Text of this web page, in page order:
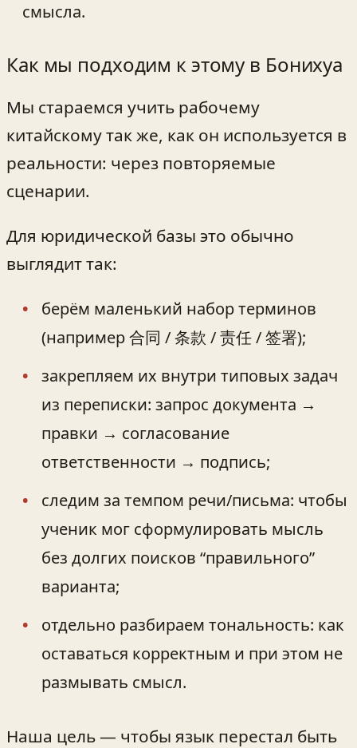
смысла.
Как мы подходим к этому в Бонихуа
Мы стараемся учить рабочему
китайскому так же, как он используется в
реальности: через повторяемые
сценарии.
Для юридической базы это обычно
выглядит так:
берём маленький набор терминов
(например 合同 / 条款 / 责任 / 签署);
закрепляем их внутри типовых задач
из переписки: запрос документа →
правки → согласование
ответственности → подпись;
следим за темпом речи/письма: чтобы
ученик мог сформулировать мысль
без долгих поисков “правильного”
варианта;
отдельно разбираем тональность: как
оставаться корректным и при этом не
размывать смысл.
Наша цель — чтобы язык перестал быть